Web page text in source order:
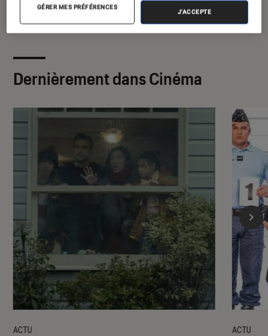
Dernièrement dans Cinéma
ACTU ACTU
GÉRER MES PRÉFÉRENCES
J'ACCEPTE